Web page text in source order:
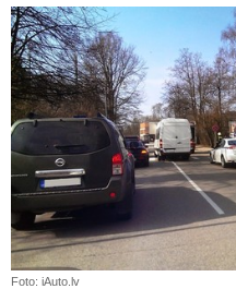
Foto: iAuto.lv